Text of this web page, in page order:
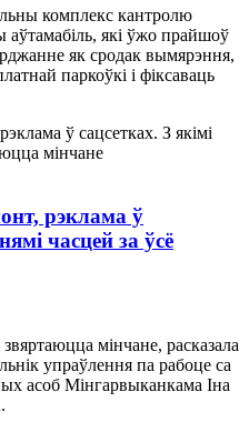
комплекс кантролю
які ўжо прайшоў
як сродак вымярэння,
паркоўкі і фіксаваць
рэклама ў
часцей за ўсё
мінчане, расказала
упраўлення па рабоце са
асоб Мінгарвыканкама Іна